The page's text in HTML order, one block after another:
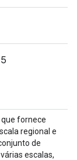
fornece
regional e
de
escalas,